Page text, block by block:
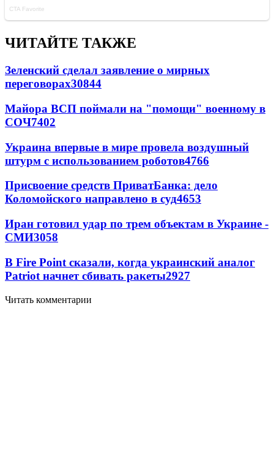
ЧИТАЙТЕ ТАКЖЕ
Зеленский сделал заявление о мирных
переговорах30844
Майора ВСП поймали на "помощи" военному в
СОЧ7402
Украина впервые в мире провела воздушный
штурм с использованием роботов4766
Присвоение средств ПриватБанка: дело
Коломойского направлено в суд4653
Иран готовил удар по трем объектам в Украине -
СМИ3058
В Fire Point сказали, когда украинский аналог
Patriot начнет сбивать ракеты2927
Читать комментарии